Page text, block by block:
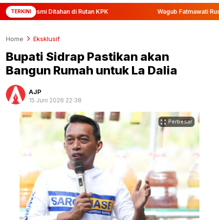
TERKINI
di Rutan KPK Wagub Fatmawati Rusdi Lepas Ekspor
Home Eksklusif
Bupati Sidrap Pastikan akan
Bangun Rumah untuk La Dalia
AJP
15 Juni 2026 22:38
Perbesar